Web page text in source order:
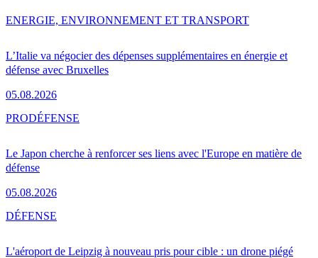
L’Italie va négocier des dépenses supplémentaires en énergie et
défense avec Bruxelles
05.08.2026
ENERGIE, ENVIRONNEMENT ET TRANSPORT
Le Japon cherche à renforcer ses liens avec l'Europe en matière de
défense
05.08.2026
PRODÉFENSE
L'aéroport de Leipzig à nouveau pris pour cible : un drone piégé
DÉFENSE